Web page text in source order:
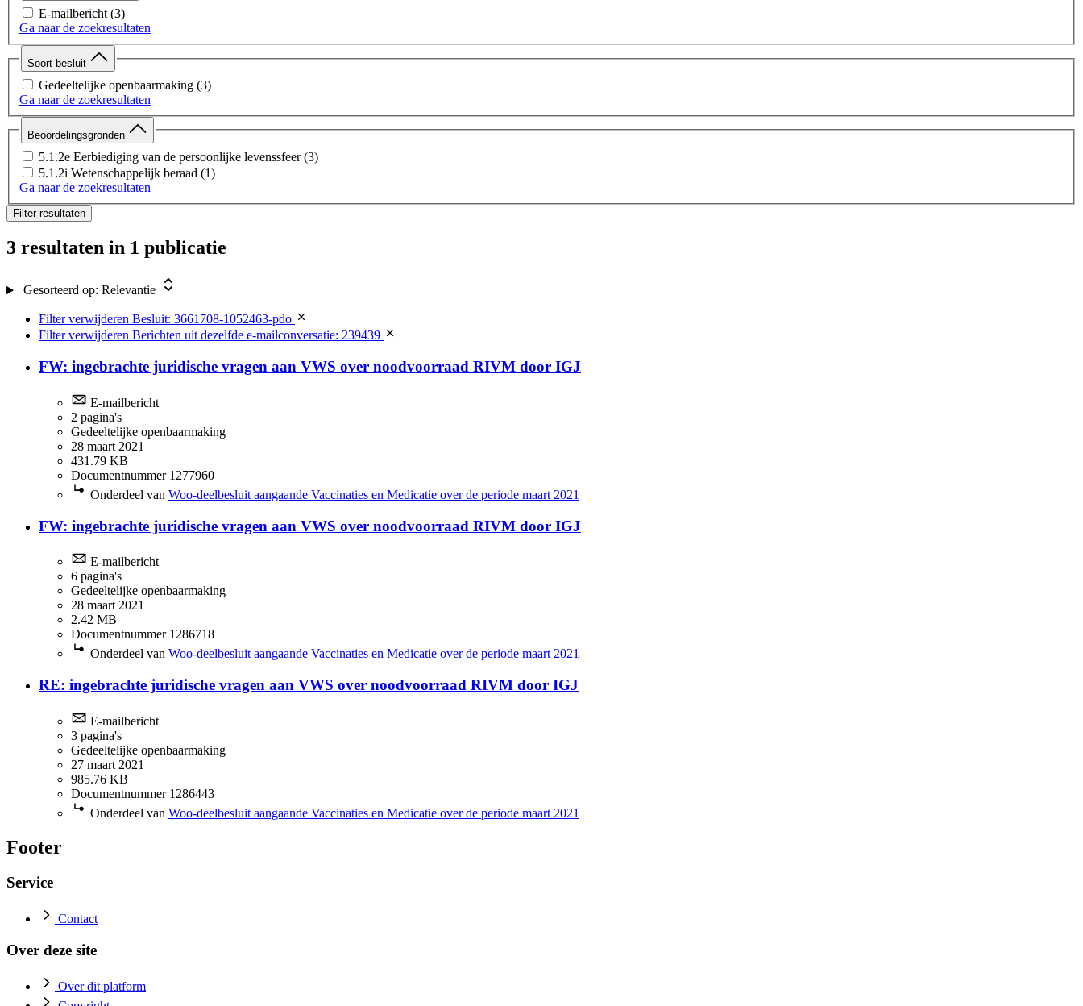
E-mailbericht (3)
Ga naar de zoekresultaten
Soort besluit
Gedeeltelijke openbaarmaking (3)
Ga naar de zoekresultaten
Beoordelingsgronden
5.1.2e Eerbiediging van de persoonlijke levenssfeer (3)
5.1.2i Wetenschappelijk beraad (1)
Ga naar de zoekresultaten
Filter resultaten
3 resultaten in 1 publicatie
Gesorteerd op: Relevantie
Filter verwijderen Besluit: 3661708-1052463-pdo
Filter verwijderen Berichten uit dezelfde e-mailconversatie: 239439
FW: ingebrachte juridische vragen aan VWS over noodvoorraad RIVM door IGJ
E-mailbericht
2 pagina's
Gedeeltelijke openbaarmaking
28 maart 2021
431.79 KB
Documentnummer 1277960
Onderdeel van Woo-deelbesluit aangaande Vaccinaties en Medicatie over de periode maart 2021
FW: ingebrachte juridische vragen aan VWS over noodvoorraad RIVM door IGJ
E-mailbericht
6 pagina's
Gedeeltelijke openbaarmaking
28 maart 2021
2.42 MB
Documentnummer 1286718
Onderdeel van Woo-deelbesluit aangaande Vaccinaties en Medicatie over de periode maart 2021
RE: ingebrachte juridische vragen aan VWS over noodvoorraad RIVM door IGJ
E-mailbericht
3 pagina's
Gedeeltelijke openbaarmaking
27 maart 2021
985.76 KB
Documentnummer 1286443
Onderdeel van Woo-deelbesluit aangaande Vaccinaties en Medicatie over de periode maart 2021
Footer
Service
Contact
Over deze site
Over dit platform